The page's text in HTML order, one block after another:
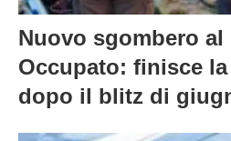
Nuovo sgombero al
Occupato: finisce
dopo il blitz di